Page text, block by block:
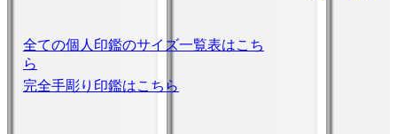
全ての個人印鑑のサイズ一覧表はこち
ら
完全手彫り印鑑はこちら